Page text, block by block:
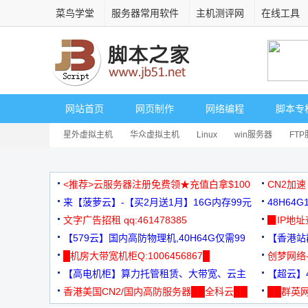
菜鸟学堂 服务器常用软件 主机测评网 在线工具
网站首页 网页制作 网络编程 脚本专
星外虚拟主机 华众虚拟主机 Linux win服务器 FTP
<推荐>云服务器注册免费领★充值白拿$100
CN2加
来【菠萝云】-【买2月送1月】16G内存99元
3000+
文字广告招租 qq:461478385
▉IP地
【579云】国内高防物理机,40H64G仅需99
元
【香港
█机房大带宽机柜Q:1006456867█
创梦网
88元/月
【高电机柜】算力托管租赁、大带宽、云主
机
【超云
香港美国CN2/国内高防服务器██全科云██
██群英